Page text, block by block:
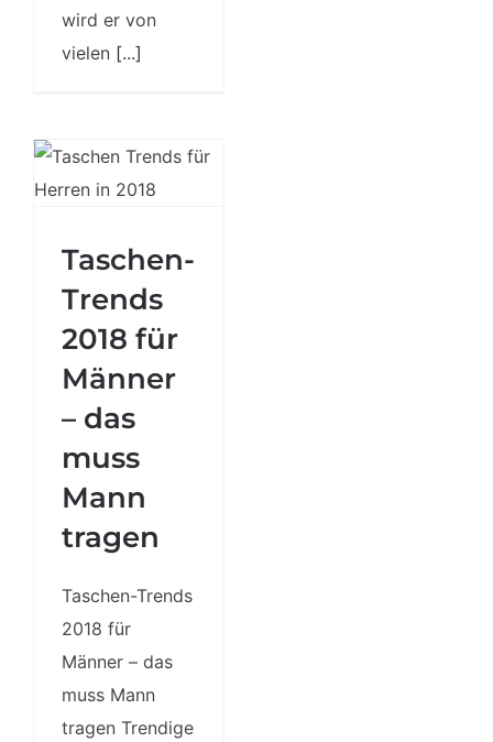
wird er von
vielen [...]
Trends 2018
für Männer –
das muss
Mann tragen
Taschen-
Trends
2018 für
Männer
– das
muss
Mann
tragen
Taschen-Trends
2018 für
Männer – das
muss Mann
tragen Trendige